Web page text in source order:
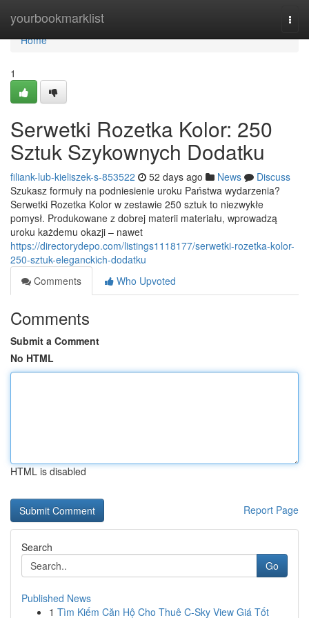
yourbookmarklist
Home
Home
1
Serwetki Rozetka Kolor: 250
Sztuk Szykownych Dodatku
filiank-lub-kieliszek-s-853522 52 days ago News
Discuss
Szukasz formuły na podniesienie uroku Państwa wydarzenia?
Serwetki Rozetka Kolor w zestawie 250 sztuk to niezwykłe
pomysł. Produkowane z dobrej materii materiału, wprowadzą
uroku każdemu okazji – nawet
https://directorydepo.com/listings1118177/serwetki-rozetka-kolor-
250-sztuk-eleganckich-dodatku
Comments
Who Upvoted
Comments
Submit a Comment
No HTML
HTML is disabled
Report Page
Search
Go
Published News
1 Tìm Kiếm Căn Hộ Cho Thuê C-Sky View Giá Tốt